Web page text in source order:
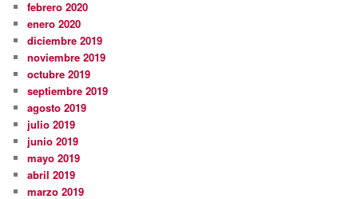
febrero 2020
enero 2020
diciembre 2019
noviembre 2019
octubre 2019
septiembre 2019
agosto 2019
julio 2019
junio 2019
mayo 2019
abril 2019
marzo 2019